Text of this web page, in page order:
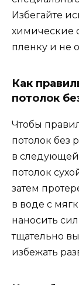
Избегайте
химические
пленку и не
Как
потолок
Чтобы
потолок без
в следующей
потолок
затем
в воде с
наносить
тщательно
избежать